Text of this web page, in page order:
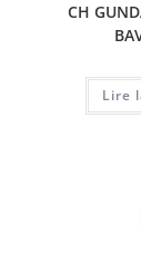
CH
Lire